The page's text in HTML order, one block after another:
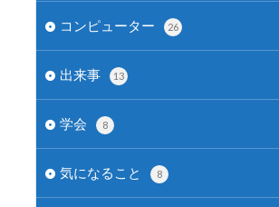
コンピューター 26
出来事 13
学会 8
気になること 8